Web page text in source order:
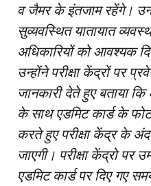
व जैमर के इंतजाम रहेंगे।
सुव्यवस्थित यातायात
अधिकारियों को आवश्यक
उन्होंने परीक्षा केंद्रों पर
जानकारी देते हुए बताया
के साथ एडमिट कार्ड के
करते हुए परीक्षा केंद्र के
जाएगी। परीक्षा केंद्रो पर
एडमिट कार्ड पर दिए गए